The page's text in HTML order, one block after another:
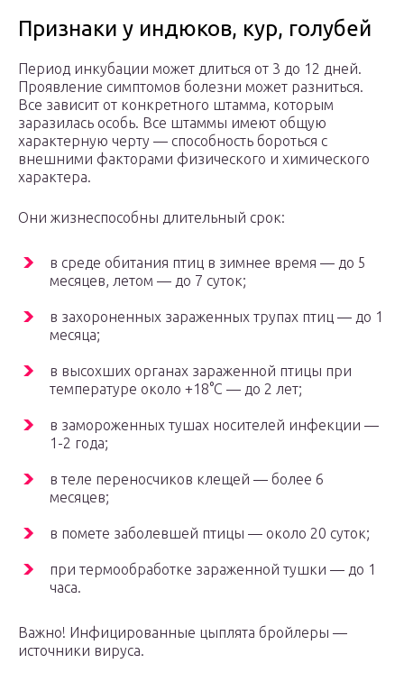
Признаки у индюков, кур, голубей
Период инкубации может длиться от 3 до 12 дней.
Проявление симптомов болезни может разниться.
Все зависит от конкретного штамма, которым
заразилась особь. Все штаммы имеют общую
характерную черту — способность бороться с
внешними факторами физического и химического
характера.
Они жизнеспособны длительный срок:
в среде обитания птиц в зимнее время — до 5
месяцев, летом — до 7 суток;
в захороненных зараженных трупах птиц — до 1
месяца;
в высохших органах зараженной птицы при
температуре около +18°С — до 2 лет;
в замороженных тушах носителей инфекции —
1-2 года;
в теле переносчиков клещей — более 6
месяцев;
в помете заболевшей птицы — около 20 суток;
при термообработке зараженной тушки — до 1
часа.
Важно! Инфицированные цыплята бройлеры —
источники вируса.